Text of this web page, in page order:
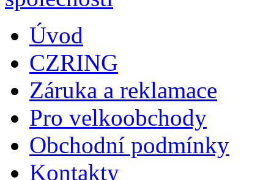
Úvod
CZRING
Záruka a reklamace
Pro velkoobchody
Obchodní podmínky
Kontakty